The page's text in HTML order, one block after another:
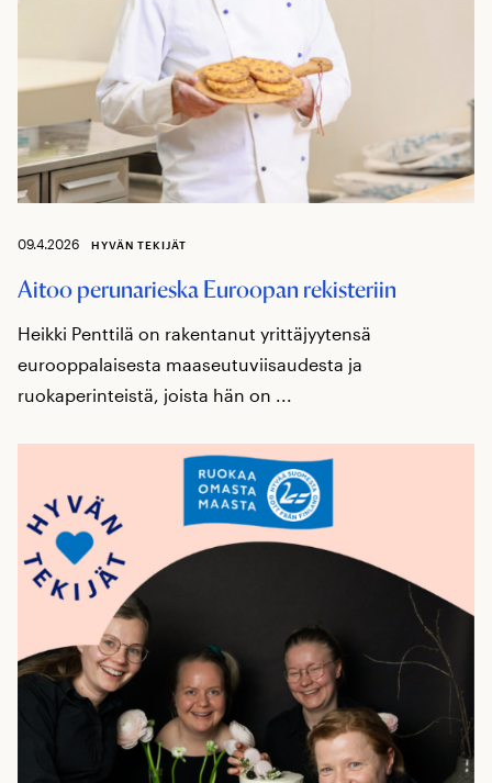
09.4.2026 HYVÄN TEKIJÄT
Aitoo perunarieska Euroopan rekisteriin
Heikki Penttilä on rakentanut yrittäjyytensä
eurooppalaisesta maaseutuviisaudesta ja
ruokaperinteistä, joista hän on ...